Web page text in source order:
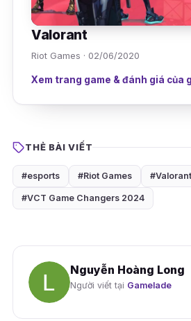
Valorant
Riot Games · 02/06/2020
Xem trang game & đánh giá của
THẺ BÀI VIẾT
#esports #Riot Games #Valorant
#VCT Game Changers 2024
Nguyễn Hoàng Long
Người viết tại Gamelade